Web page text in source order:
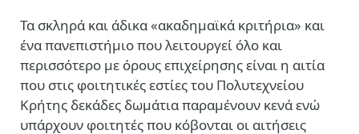
Τα σκληρά και άδικα «ακαδημαϊκά κριτήρια» και
ένα πανεπιστήμιο που λειτουργεί όλο και
περισσότερο με όρους επιχείρησης είναι η αιτία
που στις φοιτητικές εστίες του Πολυτεχνείου
Κρήτης δεκάδες δωμάτια παραμένουν κενά ενώ
υπάρχουν φοιτητές που κόβονται οι αιτήσεις